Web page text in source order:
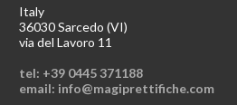
Italy
36030 Sarcedo (VI)
via del Lavoro 11
tel: +39 0445 371188
email: info@magiprettifiche.com